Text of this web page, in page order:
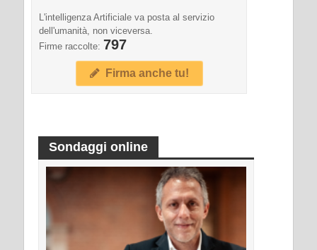
L'intelligenza Artificiale va posta al servizio
dell'umanità, non viceversa.
Firme raccolte: 797
Firma anche tu!
Sondaggi online